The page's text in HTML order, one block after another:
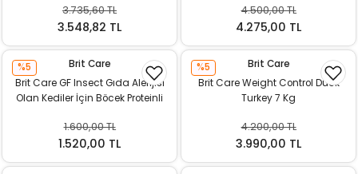
3.735,60 TL
3.548,82 TL
4.500,00 TL
4.275,00 TL
%5
Brit Care
Brit Care GF Insect Gıda Alerijisi
Olan Kediler İçin Böcek Proteinli
1.600,00 TL
1.520,00 TL
%5
Brit Care
Brit Care Weight Control Duck
Turkey 7 Kg
4.200,00 TL
3.990,00 TL